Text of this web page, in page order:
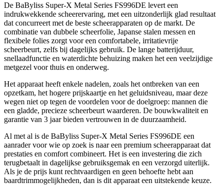
De BaByliss Super-X Metal Series FS996DE levert een
indrukwekkende scheerervaring, met een uitzonderlijk glad resultaat
dat concurreert met de beste scheerapparaten op de markt. De
combinatie van dubbele scheerfolie, Japanse stalen messen en
flexibele folies zorgt voor een comfortabele, irritatievrije
scheerbeurt, zelfs bij dagelijks gebruik. De lange batterijduur,
snellaadfunctie en waterdichte behuizing maken het een veelzijdige
metgezel voor thuis en onderweg.
Het apparaat heeft enkele nadelen, zoals het ontbreken van een
opzetkam, het hogere prijskaartje en het geluidsniveau, maar deze
wegen niet op tegen de voordelen voor de doelgroep: mannen die
een gladde, precieze scheerbeurt waarderen. De bouwkwaliteit en
garantie van 3 jaar bieden vertrouwen in de duurzaamheid.
Al met al is de BaByliss Super-X Metal Series FS996DE een
aanrader voor wie op zoek is naar een premium scheerapparaat dat
prestaties en comfort combineert. Het is een investering die zich
terugbetaalt in dagelijkse gebruiksgemak en een verzorgd uiterlijk.
Als je de prijs kunt rechtvaardigen en geen behoefte hebt aan
baardtrimmogelijkheden, dan is dit apparaat een uitstekende keuze.